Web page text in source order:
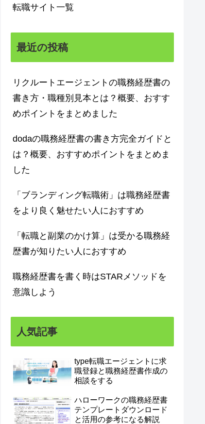
転職サイト一覧
最近の投稿
リクルートエージェントの職務経歴書の
書き方・職種別見本とは？概要、おすす
めポイントをまとめました
dodaの職務経歴書の書き方完全ガイドと
は？概要、おすすめポイントをまとめま
した
「ブランディング転職術」は職務経歴書
をより良く魅せたい人におすすめ
「転職と副業のかけ算」は受かる職務経
歴書が知りたい人におすすめ
職務経歴書を書く時はSTARメソッドを
意識しよう
人気記事
type転職エージェントに求
職登録と職務経歴書作成の
相談をする
ハローワークの職務経歴書
テンプレートダウンロード
と活用の参考になる解説